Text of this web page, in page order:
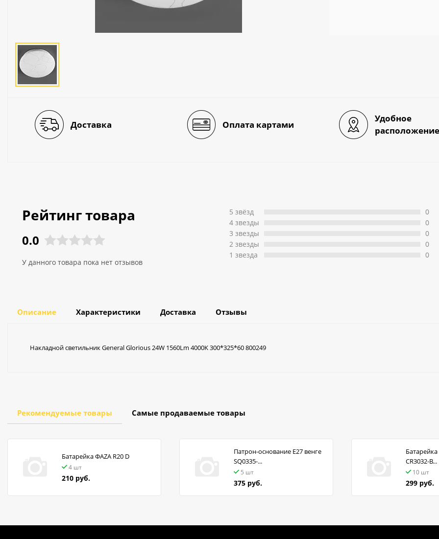
Электротехника
Электротовары
Лампы
Доставка Оплата картами
Удобное
расположение
Рейтинг товара
0.0
У данного товара пока нет отзывов
5 звёзд
4 звeзды
3 звeзды
2 звeзды
1 звeзда
0
0
0
0
0
Описание Характеристики Доставка Отзывы
Накладной светильник General Glorious 24W 1560Lm 4000K 300*325*60 800249
Рекомендуемые товары Самые продаваемые товары
Батарейка ФАZA R20 D
4 шт
210 руб.
Патрон-основание Е27 венге
SQ0335-...
5 шт
375 руб.
CR3032-B...
10 шт
299 руб.